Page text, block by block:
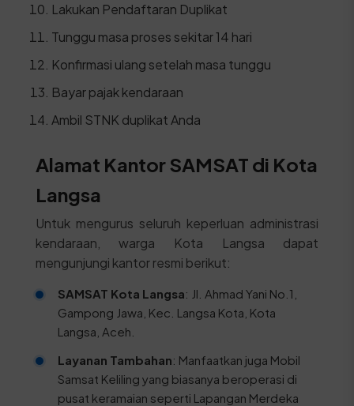
Lakukan Pendaftaran Duplikat
Tunggu masa proses sekitar 14 hari
Konfirmasi ulang setelah masa tunggu
Bayar pajak kendaraan
Ambil STNK duplikat Anda
Alamat Kantor SAMSAT di Kota
Langsa
Untuk mengurus seluruh keperluan administrasi
kendaraan, warga Kota Langsa dapat
mengunjungi kantor resmi berikut:
SAMSAT Kota Langsa: Jl. Ahmad Yani No.1,
Gampong Jawa, Kec. Langsa Kota, Kota
Langsa, Aceh.
Layanan Tambahan: Manfaatkan juga Mobil
Samsat Keliling yang biasanya beroperasi di
pusat keramaian seperti Lapangan Merdeka